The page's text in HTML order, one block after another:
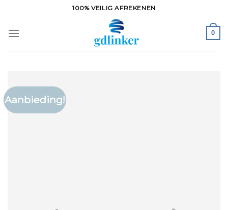
inhoud
100% VEILIG AFREKENEN
0
Aanbieding!